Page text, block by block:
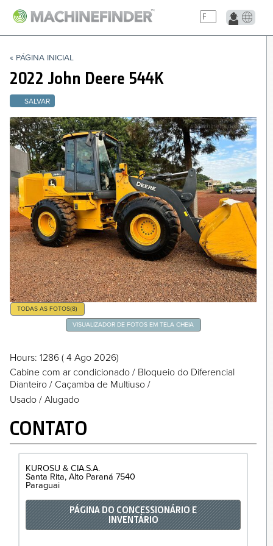
« PÁGINA INICIAL
2022 John Deere 544K
SALVAR
TODAS AS FOTOS(8)
VISUALIZADOR DE FOTOS EM TELA CHEIA
Hours: 1286 ( 4 Ago 2026)
Cabine com ar condicionado / Bloqueio do Diferencial
Dianteiro / Caçamba de Multiuso /
Usado / Alugado
CONTATO
KUROSU & CIA.S.A.
Santa Rita Alto Paraná 7540
Paraguai
PÁGINA DO CONCESSIONÁRIO E
INVENTÁRIO
NAVIGATION LINKS